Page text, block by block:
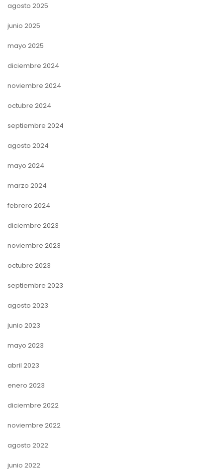
agosto 2025
junio 2025
mayo 2025
diciembre 2024
noviembre 2024
octubre 2024
septiembre 2024
agosto 2024
mayo 2024
marzo 2024
febrero 2024
diciembre 2023
noviembre 2023
octubre 2023
septiembre 2023
agosto 2023
junio 2023
mayo 2023
abril 2023
enero 2023
diciembre 2022
noviembre 2022
agosto 2022
junio 2022